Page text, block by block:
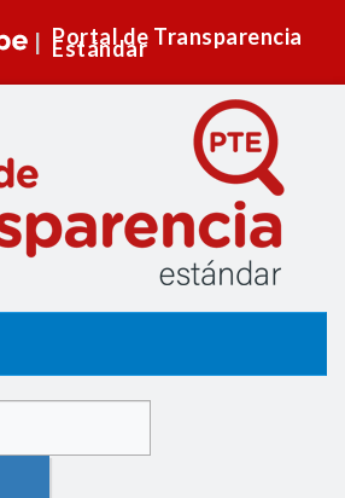
Portal de Transparencia
Estándar